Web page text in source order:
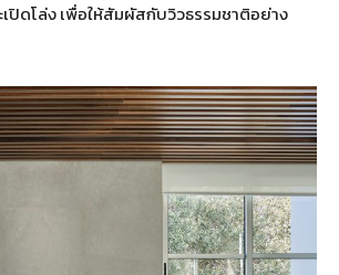
ดโล่ง เพื่อให้สัมผัสกับวิวธรรมชาติอย่าง